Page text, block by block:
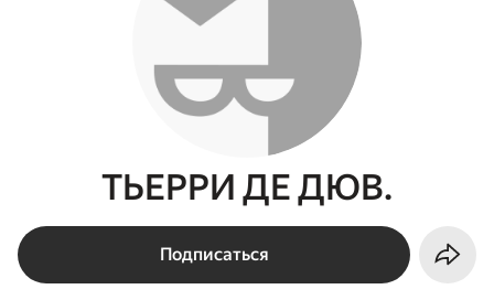
ТЬЕРРИ ДЕ ДЮВ.
Подписаться